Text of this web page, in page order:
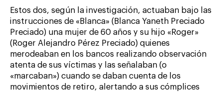
Estos dos, según la investigación, actuaban bajo las
instrucciones de «Blanca» (Blanca Yaneth Preciado
Preciado) una mujer de 60 años y su hijo «Roger»
(Roger Alejandro Pérez Preciado) quienes
merodeaban en los bancos realizando observación
atenta de sus víctimas y las señalaban (o
«marcaban») cuando se daban cuenta de los
movimientos de retiro, alertando a sus cómplices